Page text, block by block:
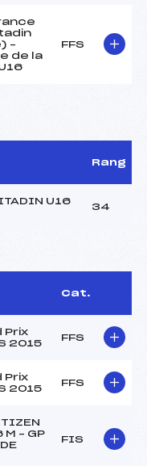
–
de la
FFS
Rang
U16
34
Cat.
Prix
2015
FFS
Prix
2015
FFS
M – GP
FIS